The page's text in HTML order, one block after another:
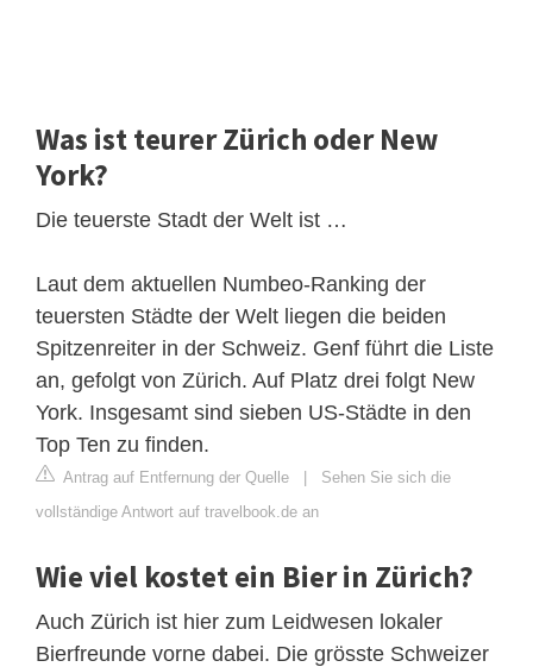
Was ist teurer Zürich oder New
York?
Die teuerste Stadt der Welt ist …
Laut dem aktuellen Numbeo-Ranking der
teuersten Städte der Welt liegen die beiden
Spitzenreiter in der Schweiz. Genf führt die Liste
an, gefolgt von Zürich. Auf Platz drei folgt New
York. Insgesamt sind sieben US-Städte in den
Top Ten zu finden.
Antrag auf Entfernung der Quelle | Sehen Sie sich die
vollständige Antwort auf travelbook.de an
Wie viel kostet ein Bier in Zürich?
Auch Zürich ist hier zum Leidwesen lokaler
Bierfreunde vorne dabei. Die grösste Schweizer